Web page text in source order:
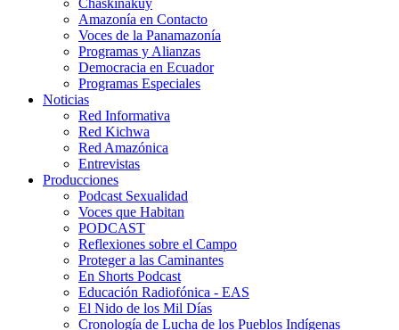
Chaskinakuy
Amazonía en Contacto
Voces de la Panamazonía
Programas y Alianzas
Democracia en Ecuador
Programas Especiales
Noticias
Red Informativa
Red Kichwa
Red Amazónica
Entrevistas
Producciones
Podcast Sexualidad
Voces que Habitan
PODCAST
Reflexiones sobre el Campo
Proteger a las Caminantes
En Shorts Podcast
Educación Radiofónica - EAS
El Nido de los Mil Días
Cronología de Lucha de los Pueblos Indígenas